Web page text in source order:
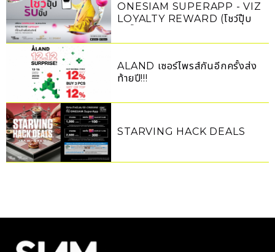
ONESIAM SUPERAPP - VIZ
LOYALTY REWARD (โชว์ปุ๊บ
ALAND เซอร์ไพรส์กันอีกครั้งส่ง
ท้ายปี!!!
STARVING HACK DEALS